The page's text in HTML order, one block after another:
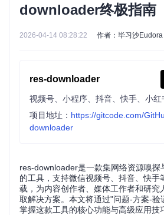
downloader终极指南
2026-04-14 08:28:22 作者：毕习沙Eudora
res-downloader
项目地址： https://gitcode.com/
downloader
res-downloader是一款集网络资源嗅探
的工具，支持微信视频号、抖音、快手
载，为内容创作者、媒体工作者和研究
取解决方案。本文将通过"问题-方案-验
掌握这款工具的核心功能与高级应用技